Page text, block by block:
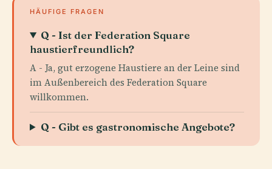
HÄUFIGE FRAGEN
Q - Ist der Federation Square
haustierfreundlich?
A - Ja, gut erzogene Haustiere an der Leine sind
im Außenbereich des Federation Square
willkommen.
Q - Gibt es gastronomische Angebote?